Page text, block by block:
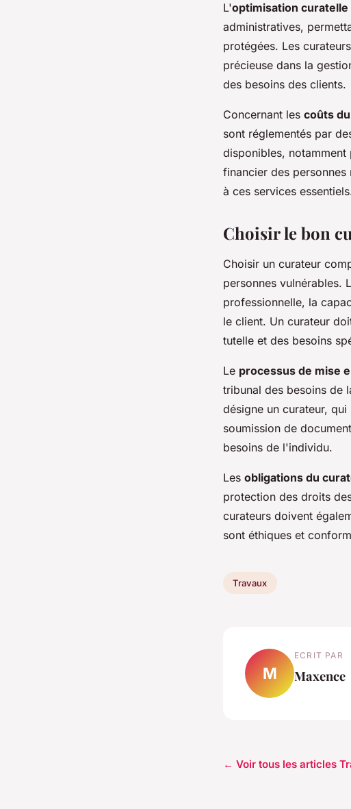
L'optimisation curatelle
administratives,
protégées. Les
précieuse dans la
des besoins des clients.
Concernant les coûts
sont réglementés par
disponibles,
financier des
à ces services
Choisir le bon
Choisir un curateur
personnes vulnérables.
professionnelle, la
le client. Un curateur
tutelle et des besoins
Le processus de mise
tribunal des besoins de
désigne un curateur,
soumission de
besoins de l'individu.
Les obligations du
protection des droits
curateurs doivent
sont éthiques et
Travaux
M
ECRIT PAR
Maxence
← Voir tous les articles